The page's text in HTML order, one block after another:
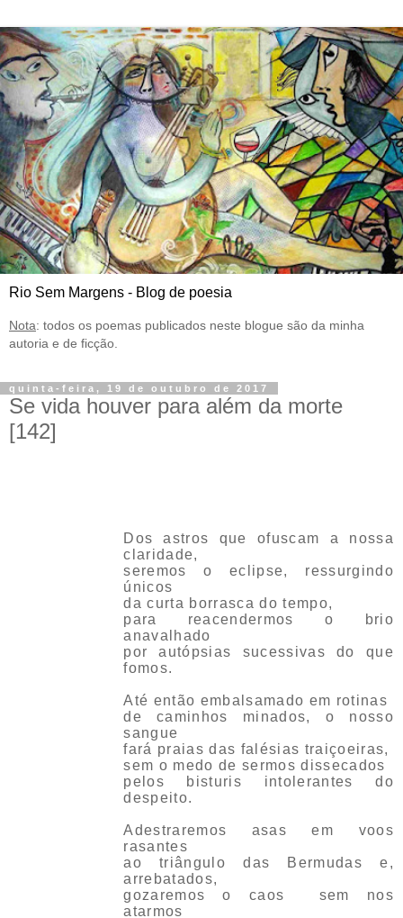
Rio Sem Margens - Blog de poesia
Nota: todos os poemas publicados neste blogue são da minha
autoria e de ficção.
quinta-feira, 19 de outubro de 2017
Se vida houver para além da morte
[142]
Dos astros que ofuscam a nossa
claridade,
seremos o eclipse, ressurgindo
únicos
da curta borrasca do tempo,
para reacendermos o brio
anavalhado
por autópsias sucessivas do que
fomos.
Até então embalsamado em rotinas
de caminhos minados, o nosso
sangue
fará praias das falésias traiçoeiras,
sem o medo de sermos dissecados
pelos bisturis intolerantes do
despeito.
Adestraremos asas em voos
rasantes
ao triângulo das Bermudas e,
arrebatados,
gozaremos o caos sem nos
atarmos